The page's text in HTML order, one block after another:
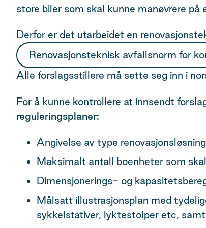
store biler som skal kunne manøvrere
Derfor er det utarbeidet en
Renovasjonsteknisk avfallsnorm for
Alle forslagsstillere må sette seg inn i
For å kunne kontrollere at innsendt
reguleringsplaner:
Angivelse av type renovasjonsløsning
Maksimalt antall boenheter som
Dimensjonerings- og
Målsatt illustrasjonsplan med
sykkelstativer, lyktestolper etc,